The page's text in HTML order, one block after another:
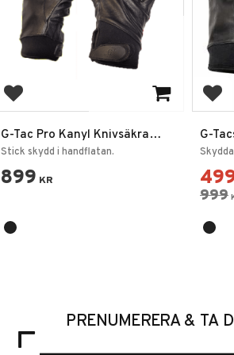
Lägg till i favoriter
G-Tac Pro Kanyl Knivsäkra
Handskar Halvskydd
Stick skydd i handflatan.
899 KR
G-
999
PRENUMERERA & TA